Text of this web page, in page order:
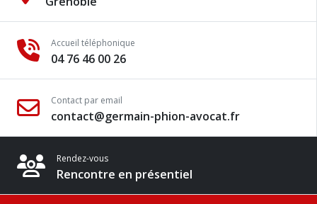
Accueil téléphonique
04 76 46 00 26
Contact par email
contact@germain-phion-avocat.fr
Rendez-vous
Rencontre en présentiel